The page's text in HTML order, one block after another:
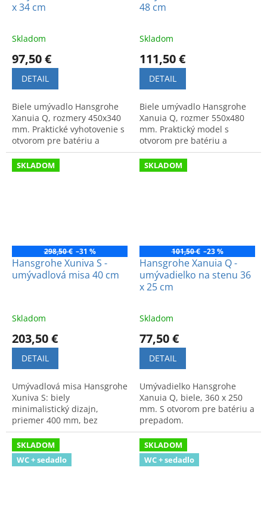
x 34 cm
Skladom
97,50 €
DETAIL
Biele umývadlo Hansgrohe
Xanuia Q, rozmery 450x340
mm. Praktické vyhotovenie s
otvorom pre batériu a
prepadom. Moderný a
nadčasový dizajn.
48 cm
Skladom
111,50 €
DETAIL
Biele umývadlo Hansgrohe
Xanuia Q, rozmer 550x480
mm. Praktický model s
otvorom pre batériu a
prepadom. Moderný dizajn
a vysoká kvalita.
SKLADOM
298,50 € –31 %
Hansgrohe Xuniva S -
umývadlová misa 40 cm
Skladom
203,50 €
DETAIL
Umývadlová misa Hansgrohe
Xuniva S: biely
minimalistický dizajn,
priemer 400 mm, bez
prepadu a otvoru na
batériu. Vhodná pre
moderné kúpeľne.
SKLADOM
101,50 € –23 %
Hansgrohe Xanuia Q -
umývadielko na stenu 36
x 25 cm
Skladom
77,50 €
DETAIL
Umývadielko Hansgrohe
Xanuia Q, biele, 360 x 250
mm. S otvorom pre batériu a
prepadom.
SKLADOM
WC + sedadlo
SKLADOM
WC + sedadlo